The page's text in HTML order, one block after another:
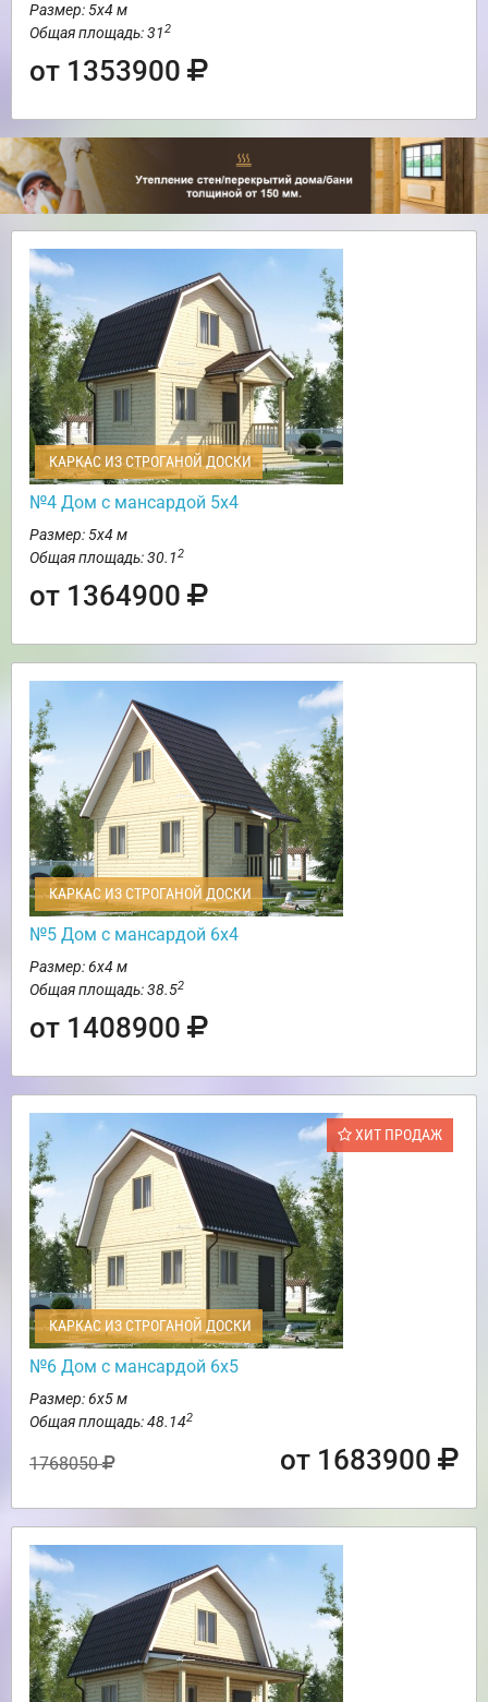
Размер: 5х4 м
Общая площадь: 312
от 1353900
КАРКАС ИЗ СТРОГАНОЙ ДОСКИ
№4 Дом с мансардой 5х4
Размер: 5х4 м
Общая площадь: 30.12
от 1364900
КАРКАС ИЗ СТРОГАНОЙ ДОСКИ
№5 Дом с мансардой 6х4
Размер: 6х4 м
Общая площадь: 38.52
от 1408900
ХИТ ПРОДАЖ
КАРКАС ИЗ СТРОГАНОЙ ДОСКИ
№6 Дом с мансардой 6х5
Размер: 6х5 м
Общая площадь: 48.142
1768050 от 1683900